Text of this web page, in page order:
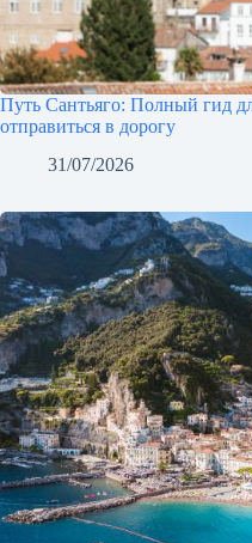
Путь Сантьяго: Полный гид
отправиться в дорогу
31/07/2026